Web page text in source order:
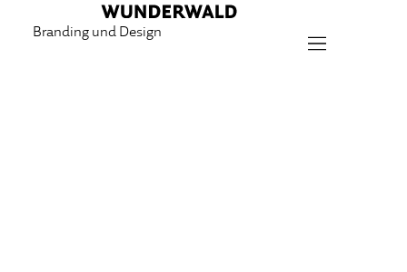
Branding und Design